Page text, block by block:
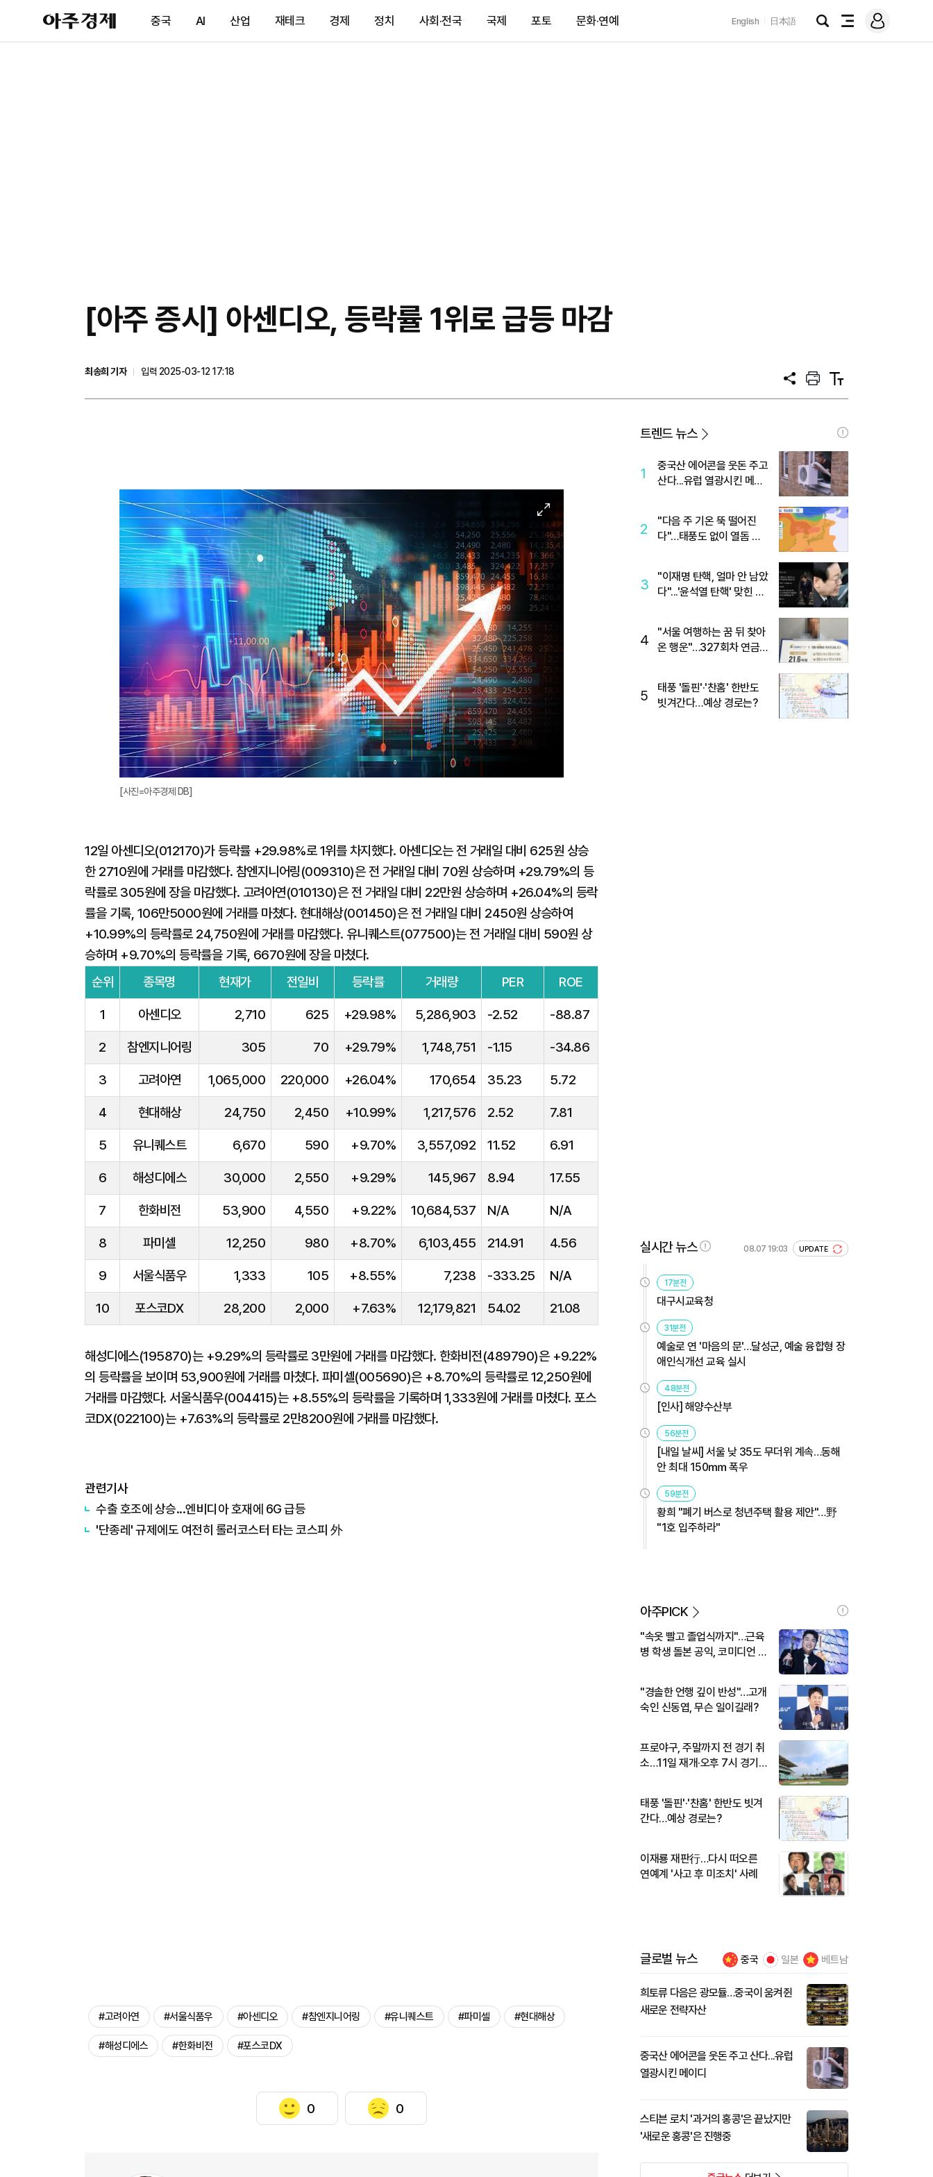
아
주
제
중국 AI 산업 재테크 경제 정치 사회·전국 국제 포토 문화·연예 English 日本語
검
전
메
그
[아주 증시] 아센디오, 등락률 1위로 급등 마감
최송희 기자
입력 2025-03-12 17:18
공
프
트
텍
트
지
확
대
[사진=아주경제 DB]
12일 아센디오(012170)가 등락률 +29.98%로 1위를 차지했다. 아센디오는 전 거래일 대비 625원 상승
한 2710원에 거래를 마감했다. 참엔지니어링(009310)은 전 거래일 대비 70원 상승하며 +29.79%의 등
락률로 305원에 장을 마감했다. 고려아연(010130)은 전 거래일 대비 22만원 상승하며 +26.04%의 등락
률을 기록, 106만5000원에 거래를 마쳤다. 현대해상(001450)은 전 거래일 대비 2450원 상승하여
+10.99%의 등락률로 24,750원에 거래를 마감했다. 유니퀘스트(077500)는 전 거래일 대비 590원 상
승하며 +9.70%의 등락률을 기록, 6670원에 장을 마쳤다.
순위
종목명 현재가 전일비 등락률 거래량 PER ROE
1 아센디오 2,710 625 +29.98% 5,286,903 -2.52 -88.87
2 참엔지니어링 305 70 +29.79% 1,748,751 -1.15 -34.86
3 고려아연 1,065,000 220,000 +26.04% 170,654 35.23 5.72
4 현대해상 24,750 2,450 +10.99% 1,217,576 2.52 7.81
5 유니퀘스트 6,670 590 +9.70% 3,557,092 11.52 6.91
6 해성디에스 30,000 2,550 +9.29% 145,967 8.94 17.55
7 한화비전 53,900 4,550 +9.22% 10,684,537 N/A N/A
8 파미셀 12,250 980 +8.70% 6,103,455 214.91 4.56
9 서울식품우 1,333 105 +8.55% 7,238 -333.25 N/A
10 포스코DX 28,200 2,000 +7.63% 12,179,821 54.02 21.08
해성디에스(195870)는 +9.29%의 등락률로 3만원에 거래를 마감했다. 한화비전(489790)은 +9.22%
의 등락률을 보이며 53,900원에 거래를 마쳤다. 파미셀(005690)은 +8.70%의 등락률로 12,250원에
거래를 마감했다. 서울식품우(004415)는 +8.55%의 등락률을 기록하며 1,333원에 거래를 마쳤다. 포스
코DX(022100)는 +7.63%의 등락률로 2만8200원에 거래를 마감했다.
관련기사
수출 호조에 상승...엔비디아 호재에 6G 급등
'단종레' 규제에도 여전히 롤러코스터 타는 코스피 外
#고려아연 #서울식품우 #아센디오 #참엔지니어링 #유니퀘스트 #파미셀 #현대해상
#해성디에스 #한화비전 #포스코DX
0 0
트렌드 뉴스
1
중국산 에어콘을 웃돈 주고
산다...유럽 열광시킨 메이
2
"다음 주 기온 뚝 떨어진
다"…태풍도 없이 열돔 박
3
"이재명 탄핵, 얼마 안 남았
다"...'윤석열 탄핵' 맞힌 무
4
"서울 여행하는 꿈 뒤 찾아
온 행운"…327회차 연금
5
태풍 '돌핀'·'찬홈' 한반도
빗겨간다…예상 경로는?
실시간 뉴스 08.07 19:03 UPDATE
17분전
대구시교육청
31분전
예술로 연 '마음의 문'…달성군, 예술 융합형 장
애인식개선 교육 실시
48분전
[인사] 해양수산부
56분전
[내일 날씨] 서울 낮 35도 무더위 계속…동해
안 최대 150㎜ 폭우
59분전
황희 "폐기 버스로 청년주택 활용 제안"…野
"1호 입주하라"
아주PICK
"속옷 빨고 졸업식까지"…근육
병 학생 돌본 공익, 코미디언 김
"경솔한 언행 깊이 반성"…고개
숙인 신동엽, 무슨 일이길래?
프로야구, 주말까지 전 경기 취
소…11일 재개·오후 7시 경기
태풍 '돌핀'·'찬홈' 한반도 빗겨
간다…예상 경로는?
이재룡 재판行…다시 떠오른
연예계 '사고 후 미조치' 사례
글로벌 뉴스 중국 일본 베트남
희토류 다음은 광모듈…중국이 움켜쥔
새로운 전략자산
중국산 에어콘을 웃돈 주고 산다...유럽
열광시킨 메이디
스티븐 로치 '과거의 홍콩'은 끝났지만
'새로운 홍콩'은 진행중